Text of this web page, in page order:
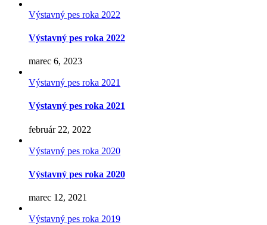
Výstavný pes roka 2022
Výstavný pes roka 2022
marec 6, 2023
Výstavný pes roka 2021
Výstavný pes roka 2021
február 22, 2022
Výstavný pes roka 2020
Výstavný pes roka 2020
marec 12, 2021
Výstavný pes roka 2019